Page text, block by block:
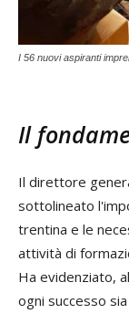
I 56 nuovi aspiranti
Il
Il direttore
sottolineato
trentina e le
attività di
Ha evidenziato,
ogni successo